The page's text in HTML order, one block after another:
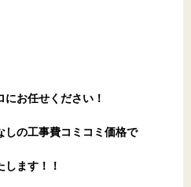
お任せください！
しの工事費コミコミ価格で
します ！！